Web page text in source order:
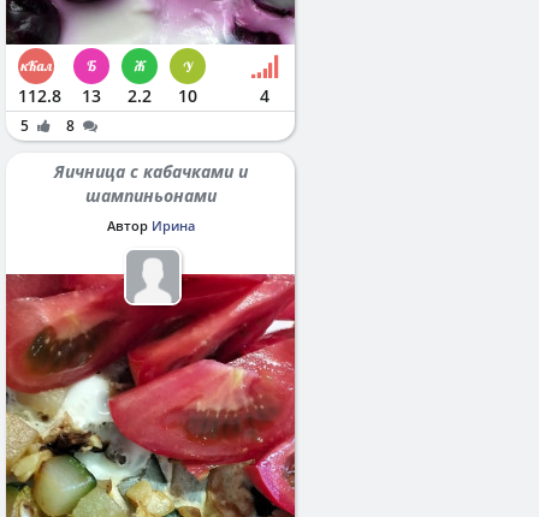
112.8 13 2.2 10 4
5 8
Яичница с кабачками и
шампиньонами
Автор Ирина